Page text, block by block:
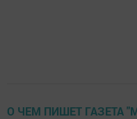
О ЧЕМ ПИШЕТ ГАЗЕТА